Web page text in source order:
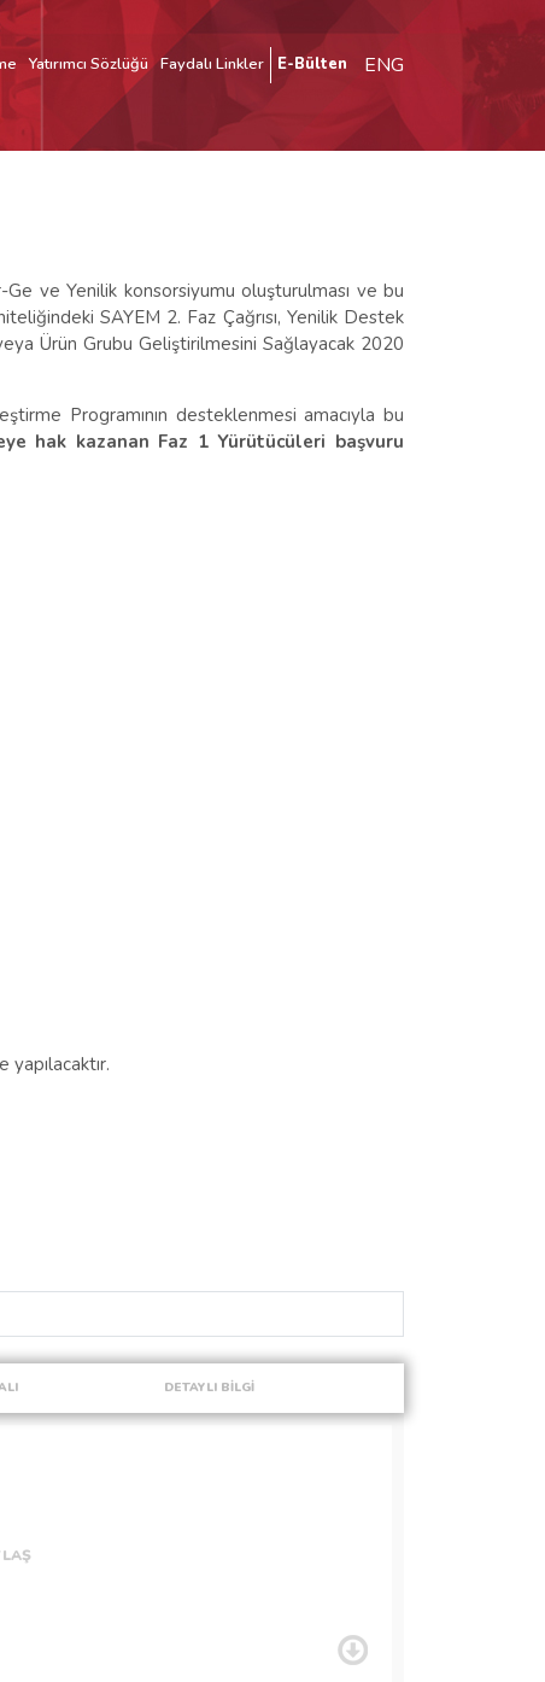
Yatırımcı Sözlüğü Faydalı Linkler E-Bülten ENG
ve Yenilik konsorsiyumu oluşturulması ve bu
SAYEM 2. Faz Çağrısı, Yenilik Destek
Ürün Grubu Geliştirilmesini Sağlayacak 2020
Programının desteklenmesi amacıyla bu
hak kazanan Faz 1 Yürütücüleri başvuru
DETAYLI BİLGİ